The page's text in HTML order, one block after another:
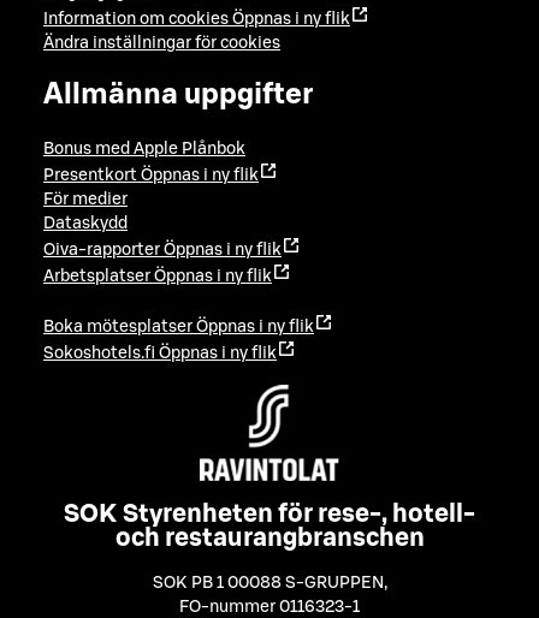
Information om cookies Öppnas i ny flik
Ändra inställningar för cookies
Allmänna uppgifter
Bonus med Apple Plånbok
Presentkort Öppnas i ny flik
För medier
Dataskydd
Oiva-rapporter Öppnas i ny flik
Arbetsplatser Öppnas i ny flik
Boka mötesplatser Öppnas i ny flik
Sokoshotels.fi Öppnas i ny flik
SOK Styrenheten för rese-, hotell-
och restaurangbranschen
SOK PB 1 00088 S-GRUPPEN ,
FO-nummer 0116323-1